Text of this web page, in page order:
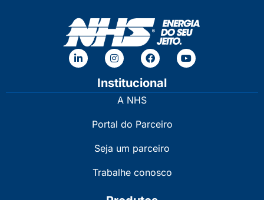
Institucional
A NHS
Portal do Parceiro
Seja um parceiro
Trabalhe conosco